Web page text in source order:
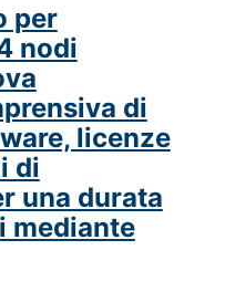
per
nodi
di
licenze
di
una durata
mediante